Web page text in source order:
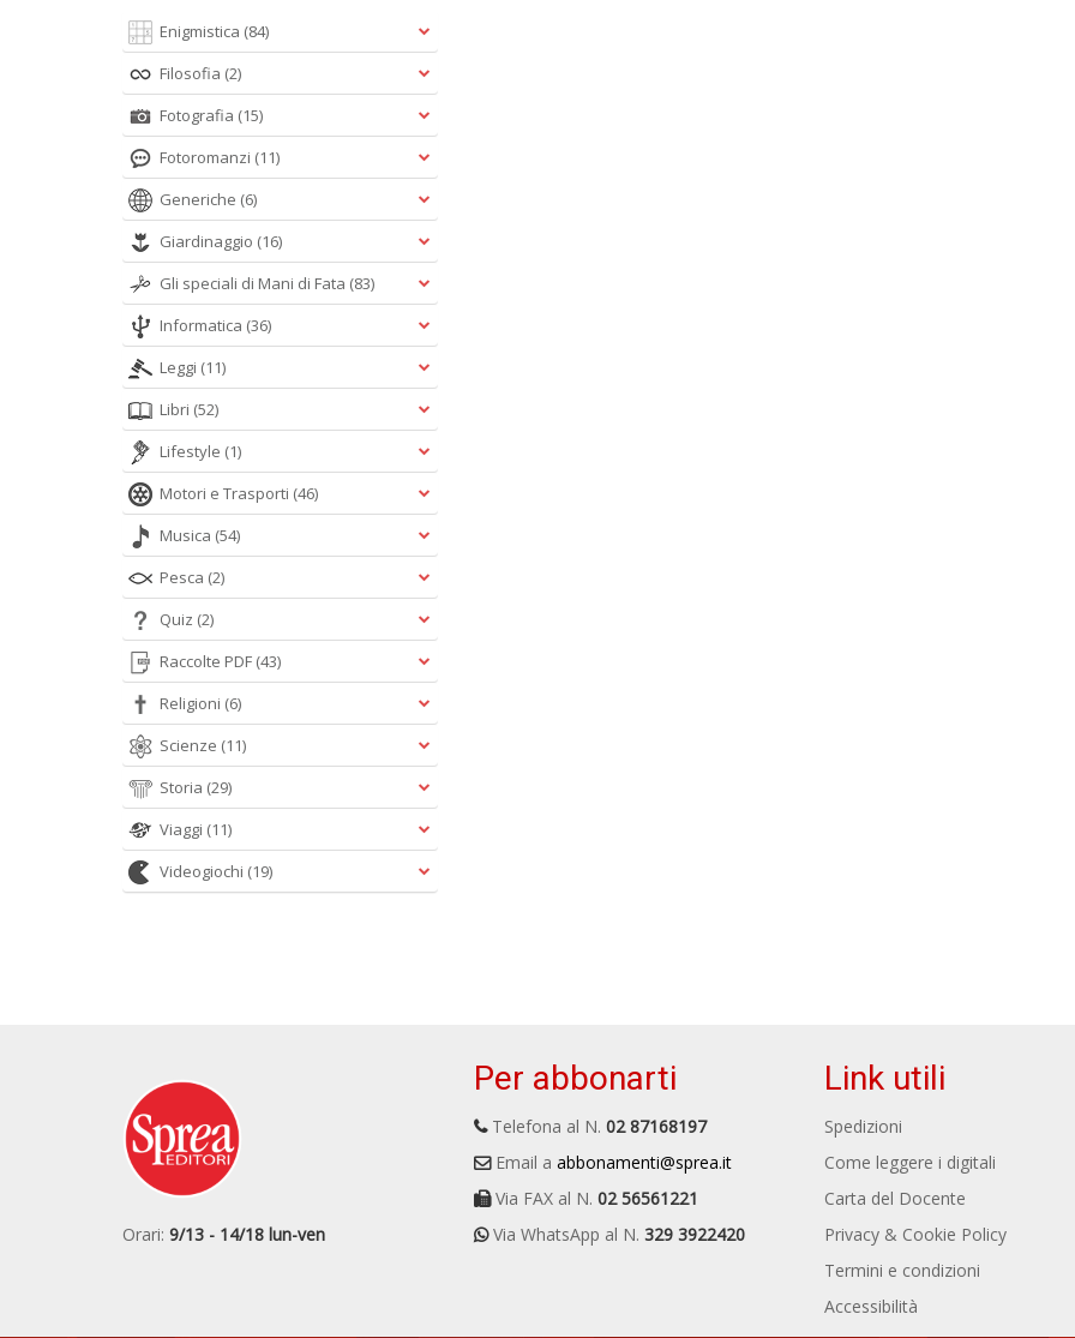
Enigmistica (84)
Filosofia (2)
Fotografia (15)
Fotoromanzi (11)
Generiche (6)
Giardinaggio (16)
Gli speciali di Mani di Fata (83)
Informatica (36)
Leggi (11)
Libri (52)
Lifestyle (1)
Motori e Trasporti (46)
Musica (54)
Pesca (2)
Quiz (2)
Raccolte PDF (43)
Religioni (6)
Scienze (11)
Storia (29)
Viaggi (11)
Videogiochi (19)
Orari: 9/13 - 14/18 lun-ven
Per abbonarti
Telefona al N. 02 87168197
Email a abbonamenti@sprea.it
Via FAX al N. 02 56561221
Via WhatsApp al N. 329 3922420
Link utili
Spedizioni
Come leggere i digitali
Carta del Docente
Privacy & Cookie Policy
Termini e condizioni
Accessibilità